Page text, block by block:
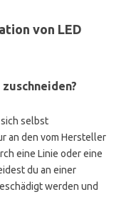
von LED
selbst
an den vom Hersteller
eine Linie oder eine
du an einer
werden und